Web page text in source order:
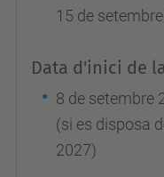
15 de
Data d'inici de
8 de setembre
(si es disposa
2027)